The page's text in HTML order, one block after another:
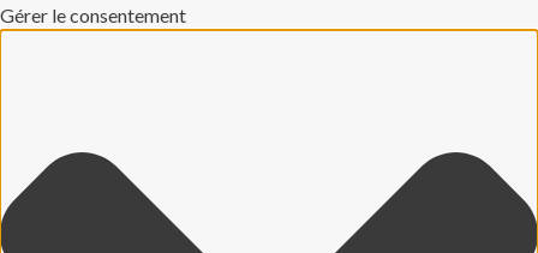
Gérer le consentement